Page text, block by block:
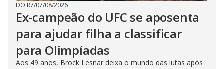
DO R7/07/08/2026
Ex-campeão do UFC se aposenta
para ajudar filha a classificar
para Olimpíadas
Aos 49 anos, Brock Lesnar deixa o mundo das lutas após